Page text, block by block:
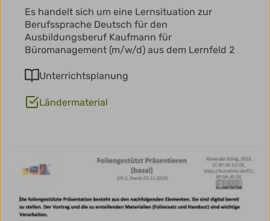
Es handelt sich um eine Lernsituation zur
Berufssprache Deutsch für den
Ausbildungsberuf Kaufmann für
Büromanagement (m/w/d) aus dem Lernfeld 2
Unterrichtsplanung
Ländermaterial